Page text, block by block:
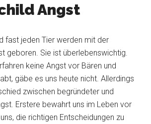
Angst
fast jeden Tier werden mit der
geboren. Sie ist überlebenswichtig.
keine Angst vor Bären und
gäbe es uns heute nicht. Allerdings
zwischen begründeter und
Erstere bewahrt uns im Leben vor
die richtigen Entscheidungen zu